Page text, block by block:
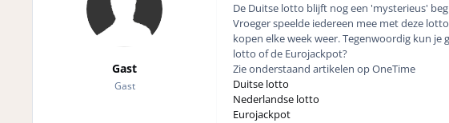
Gast
Gast
De Duitse lotto blijft nog een 'mysterieus'
Vroeger speelde iedereen mee met deze
kopen elke week weer. Tegenwoordig kun
lotto of de Eurojackpot?
Zie onderstaand artikelen op OneTime
Duitse lotto
Nederlandse lotto
Eurojackpot